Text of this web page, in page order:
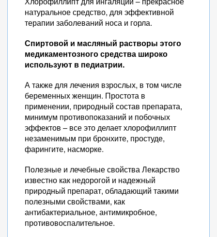
натуральное средство, для эффективной
терапии заболеваний носа и горла.
Спиртовой и масляный растворы этого
медикаментозного средства широко
используют в педиатрии.
А также для лечения взрослых, в том числе
беременных женщин. Простота в
применении, природный состав препарата,
минимум противопоказаний и побочных
эффектов – все это делает хлорофиллипт
незаменимым при бронхите, простуде,
фарингите, насморке.
Полезные и лечебные свойства Лекарство
известно как недорогой и надежный
природный препарат, обладающий такими
полезными свойствами, как
антибактериальное, антимикробное,
противовоспалительное.